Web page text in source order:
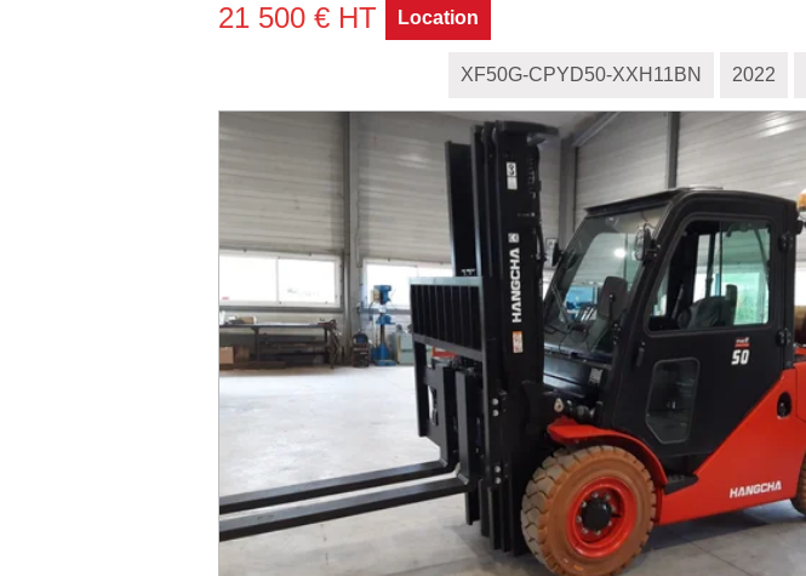
21 500 € HT Location
XF50G-CPYD50-XXH11BN 2022